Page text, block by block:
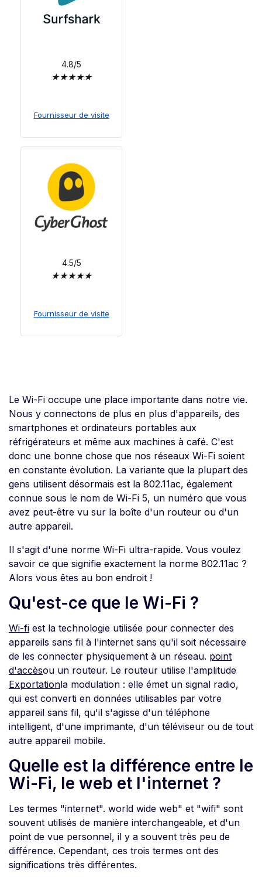
4.8/5
★★★★★
Fournisseur de visite
4.5/5
★★★★★
Fournisseur de visite
Le Wi-Fi occupe une place importante dans notre vie.
Nous y connectons de plus en plus d'appareils, des
smartphones et ordinateurs portables aux
réfrigérateurs et même aux machines à café. C'est
donc une bonne chose que nos réseaux Wi-Fi soient
en constante évolution. La variante que la plupart des
gens utilisent désormais est la 802.11ac, également
connue sous le nom de Wi-Fi 5, un numéro que vous
avez peut-être vu sur la boîte d'un routeur ou d'un
autre appareil.
Il s'agit d'une norme Wi-Fi ultra-rapide. Vous voulez
savoir ce que signifie exactement la norme 802.11ac ?
Alors vous êtes au bon endroit !
Qu'est-ce que le Wi-Fi ?
Wi-fi est la technologie utilisée pour connecter des
appareils sans fil à l'internet sans qu'il soit nécessaire
de les connecter physiquement à un réseau. point
d'accèsou un routeur. Le routeur utilise l'amplitude
Exportationla modulation : elle émet un signal radio,
qui est converti en données utilisables par votre
appareil sans fil, qu'il s'agisse d'un téléphone
intelligent, d'une imprimante, d'un téléviseur ou de tout
autre appareil mobile.
Quelle est la différence entre le
Wi-Fi, le web et l'internet ?
Les termes "internet". world wide web" et "wifi" sont
souvent utilisés de manière interchangeable, et d'un
point de vue personnel, il y a souvent très peu de
différence. Cependant, ces trois termes ont des
significations très différentes.